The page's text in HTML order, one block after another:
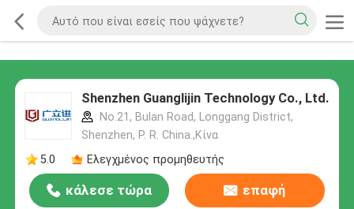
Shenzhen Guanglijin Technology Co., Ltd.
No.21, Bulan Road, Longgang District,
Shenzhen, P. R. China.,Κίνα
5.0
Ελεγχμένος προμηθευτής
κάλεσε τώρα επαφή